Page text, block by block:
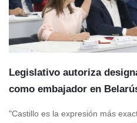
‌‎Legislativo autoriza
como embajador en
"Castillo es la expresión más